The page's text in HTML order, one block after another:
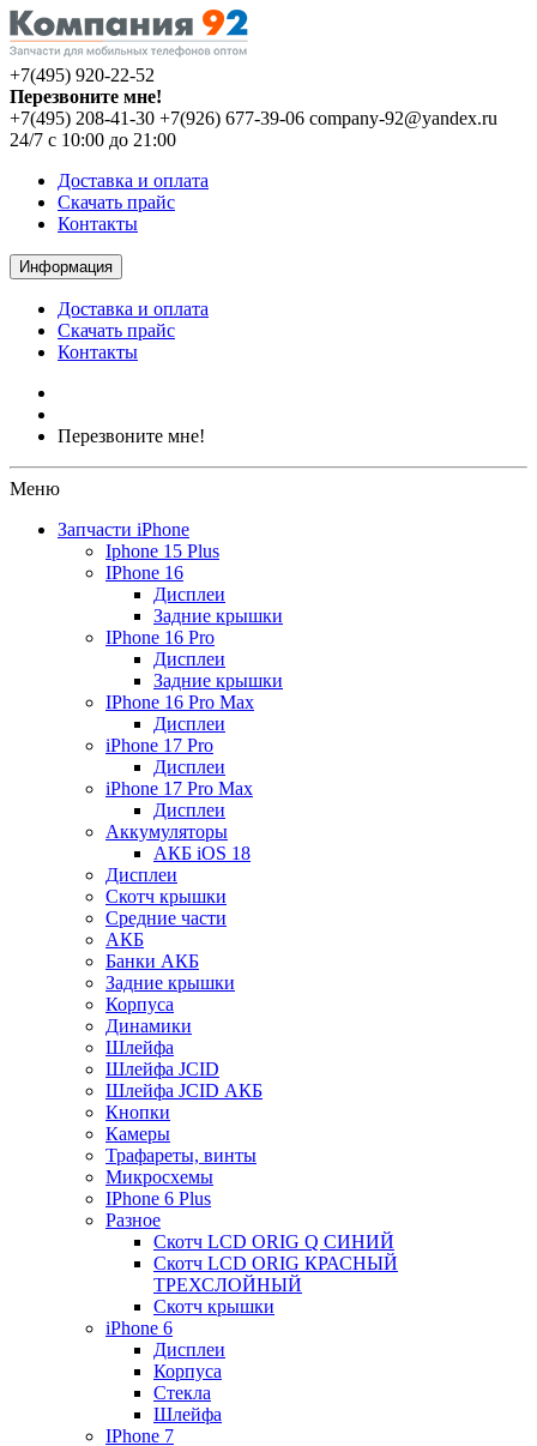
+7(495) 920-22-52
Перезвоните мне!
+7(495) 208-41-30 +7(926) 677-39-06 company-92@yandex.ru
24/7 с 10:00 до 21:00
Доставка и оплата
Скачать прайс
Контакты
Информация
Доставка и оплата
Скачать прайс
Контакты
Перезвоните мне!
Меню
Запчасти iPhone
Iphone 15 Plus
IPhone 16
Дисплеи
Задние крышки
IPhone 16 Pro
Дисплеи
Задние крышки
IPhone 16 Pro Max
Дисплеи
iPhone 17 Pro
Дисплеи
iPhone 17 Pro Max
Дисплеи
Аккумуляторы
АКБ iOS 18
Дисплеи
Скотч крышки
Средние части
АКБ
Банки АКБ
Задние крышки
Корпуса
Динамики
Шлейфа
Шлейфа JCID
Шлейфа JCID АКБ
Кнопки
Камеры
Трафареты, винты
Микросхемы
IPhone 6 Plus
Разное
Скотч LCD ORIG Q СИНИЙ
Скотч LCD ORIG КРАСНЫЙ
ТРЕХСЛОЙНЫЙ
Скотч крышки
iPhone 6
Дисплеи
Корпуса
Стекла
Шлейфа
IPhone 7